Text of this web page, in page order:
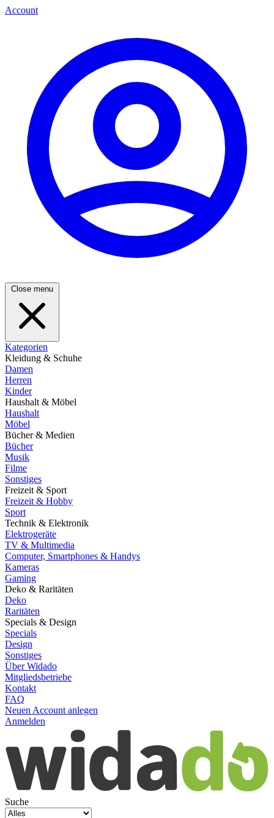
Account
Close menu
Kategorien
Kleidung & Schuhe
Damen
Herren
Kinder
Haushalt & Möbel
Haushalt
Möbel
Bücher & Medien
Bücher
Musik
Filme
Sonstiges
Freizeit & Sport
Freizeit & Hobby
Sport
Technik & Elektronik
Elektrogeräte
TV & Multimedia
Computer, Smartphones & Handys
Kameras
Gaming
Deko & Raritäten
Deko
Raritäten
Specials & Design
Specials
Design
Sonstiges
Über Widado
Mitgliedsbetriebe
Kontakt
FAQ
Neuen Account anlegen
Anmelden
Suche